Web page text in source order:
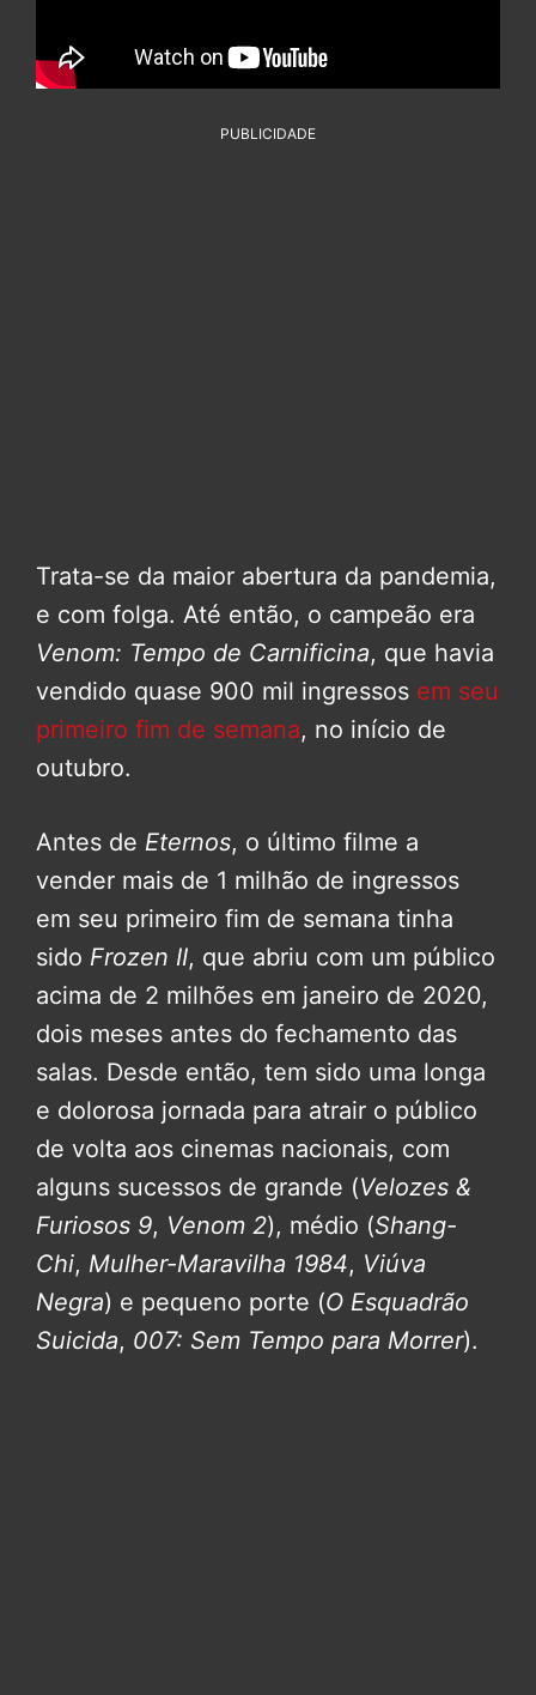
PUBLICIDADE
Trata-se da maior abertura da pandemia,
e com folga. Até então, o campeão era
Venom: Tempo de Carnificina, que havia
vendido quase 900 mil ingressos em seu
primeiro fim de semana, no início de
outubro.
Antes de Eternos, o último filme a
vender mais de 1 milhão de ingressos
em seu primeiro fim de semana tinha
sido Frozen II, que abriu com um público
acima de 2 milhões em janeiro de 2020,
dois meses antes do fechamento das
salas. Desde então, tem sido uma longa
e dolorosa jornada para atrair o público
de volta aos cinemas nacionais, com
alguns sucessos de grande (Velozes &
Furiosos 9, Venom 2), médio (Shang-
Chi, Mulher-Maravilha 1984, Viúva
Negra) e pequeno porte (O Esquadrão
Suicida, 007: Sem Tempo para Morrer).